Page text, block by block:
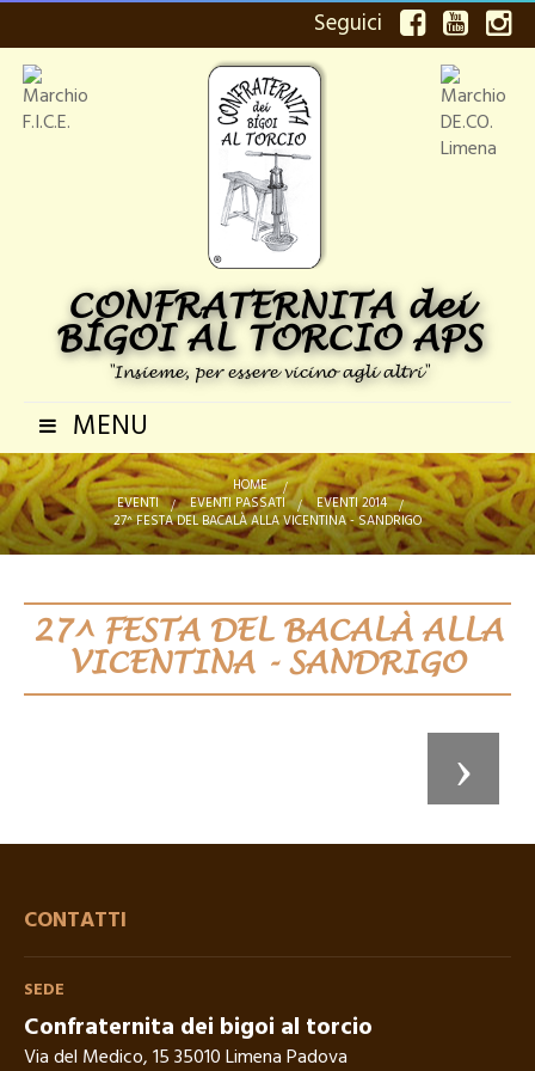
Seguici
CONFRATERNITA dei
BÍGOI AL TORCIO APS
"Insieme, per essere vicino agli altri"
Navigazione
Toggle
MENU
HOME
>
EVENTI > EVENTI PASSATI > EVENTI 2014 >
27^ FESTA DEL BACALÀ ALLA VICENTINA - SANDRIGO
27^ FESTA DEL BACALÀ ALLA
VICENTINA - SANDRIGO
CONTATTI
SEDE
Confraternita dei bigoi al torcio
Via del Medico, 15 35010 Limena Padova